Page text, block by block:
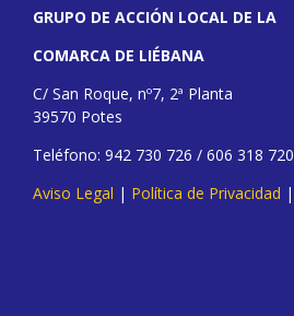
GRUPO DE ACCIÓN LOCAL DE LA
COMARCA DE LIÉBANA
C/ San Roque, nº7, 2ª Planta
39570 Potes
Teléfono: 942 730 726 / 606 318 720
Aviso Legal | Política de Privacidad |